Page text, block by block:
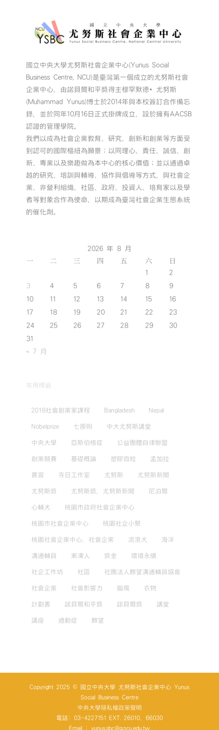
國立中央大學尤努斯社會企業中心(Yunus Social
Business Centre, NCU)是臺灣第一個成立的尤努斯社會
企業中心，由諾貝爾和平獎得主穆罕默德•尤努斯
(Muhammad Yunus)博士於2014年與本校簽訂合作備忘
錄，並於同年10月16日正式掛牌成立，設於擁有AACSB
認證的管理學院。
我們以成為社會企業教育、研究、創新和創業等方面受
到認可的國際樞紐為願景；以同理心、責任、誠信、創
新、專業以及樂趣做為本中心的核心價值；並以通過卓
越的研究、培訓與輔導、協作與倡導等方式，與社會企
業、非營利組織、社區、政府、投資人、培育家以及學
者等對象合作為使命，以期成為臺灣社會企業生態系統
的催化劑。
2026 年 8 月
一 二 三 四 五 六 日
1
2
3
4 5 6 7 8
9
10
11 12 13 14 15
16
17
18 19 20 21 22
23
24
25 26 27 28 29
30
31
« 7 月
常用標籤
2018社會創業家課程 Bangladesh Nepal
Nobelprize 七原則 中大尤努斯講堂
中央大學 亞斯伯格症 公益團體自律聯盟
創業競賽 基礎概論 塑膠微粒 孟加拉
實習 寺日工作室 尤努斯 尤努斯新聞
尤努斯獎 尤努斯獎，尤努斯新聞 尼泊爾
心輔犬 桃園市政府社會企業中心
桃園市社會企業中心 桃園社企小聚
桃園社會企業中心，社會企業 流浪犬 海洋
溝通輔具 漸凍人 獎金 環境永續
社企工作坊 社區 社團法人麒望溝通輔具協會
社會企業 社會影響力 腦傷 衣物
計劃書 諾貝爾和平獎 諾貝爾獎 講堂
講座 過動症 麒望
Copyright 2025 © 國立中央大學 尤努斯社會企業中心 Yunus
Social Business Centre
中央大學隱私權政策聲明
電話: 03-4227151 EXT. 26010、66030
Email : yunus.sbc@g.ncu.edu.tw